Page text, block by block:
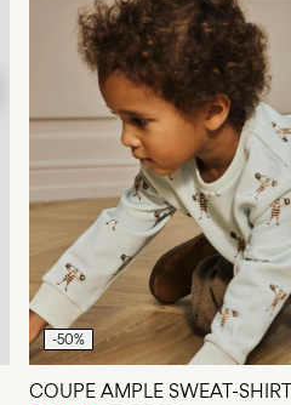
-50%
COUPE AMPLE SWEAT-SHIRT